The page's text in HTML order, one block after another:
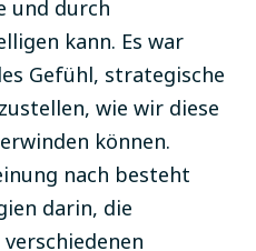
und durch
kann. Es war
Gefühl, strategische
wie wir diese
können.
nach besteht
darin, die